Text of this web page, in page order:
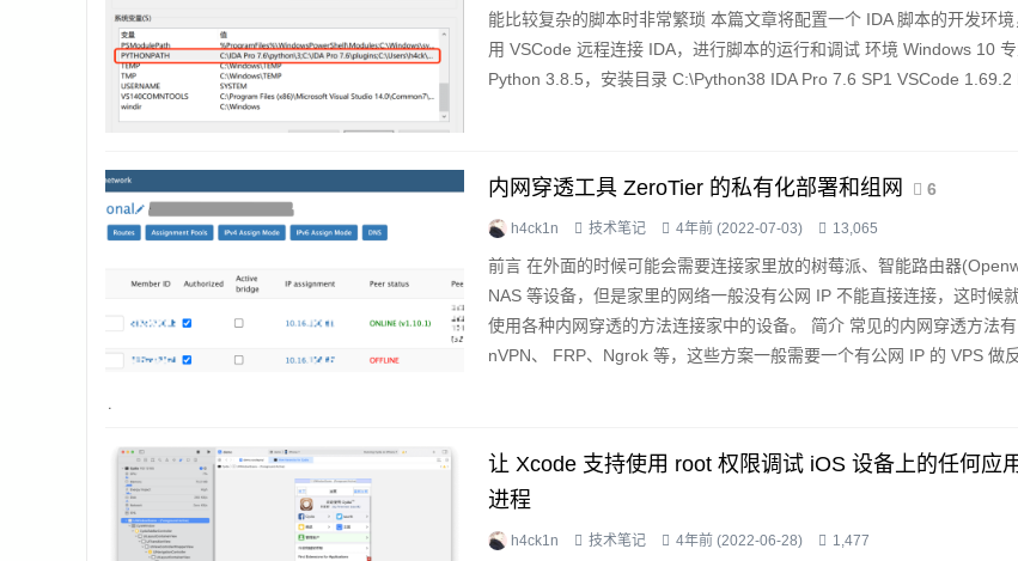
能比较复杂的脚本时非常繁琐 本篇文章将配置一个 IDA 脚本的开发环
用 VSCode 远程连接 IDA，进行脚本的运行和调试 环境 Windows 10
Python 3.8.5，安装目录 C:\Python38 IDA Pro 7.6 SP1 VSCode 1.69.2
内网穿透工具 ZeroTier 的私有化部署和组网 6
h4ck1n 技术笔记 4年前 (2022-07-03) 13,065
前言 在外面的时候可能会需要连接家里放的树莓派、智能路由器
NAS 等设备，但是家里的网络一般没有公网 IP 不能直接连接，这时候
使用各种内网穿透的方法连接家中的设备。 简介 常见的内网穿透方法
nVPN、 FRP、Ngrok 等，这些方案一般需要一个有公网 IP 的 VPS 做
让 Xcode 支持使用 root 权限调试 iOS 设备上的任何应
进程
h4ck1n 技术笔记 4年前 (2022-06-28) 1,477